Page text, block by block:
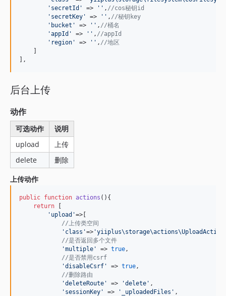
' secretId ' => '' , //cos秘钥id
' secretKey ' => '' , //秘钥key
' bucket ' => '' , //桶名
'appId ' => '' , //appId
' region ' => '' , //地区
],
后台上传
动作
可选动作
说明
upload
上传
delete
删除
上传动作
public function actions (){
return
' upload '=>[
//上传类空间
' class '=> 'yiiplus\storage\actions\UploadAction
//是否返回多个文件
'multiple ' => true,
//是否禁用csrf
'disableCsrf ' => true,
//删除路由
'deleteRoute ' => 'delete ' ,
' sessionKey ' => ' _uploadedFiles ' ,